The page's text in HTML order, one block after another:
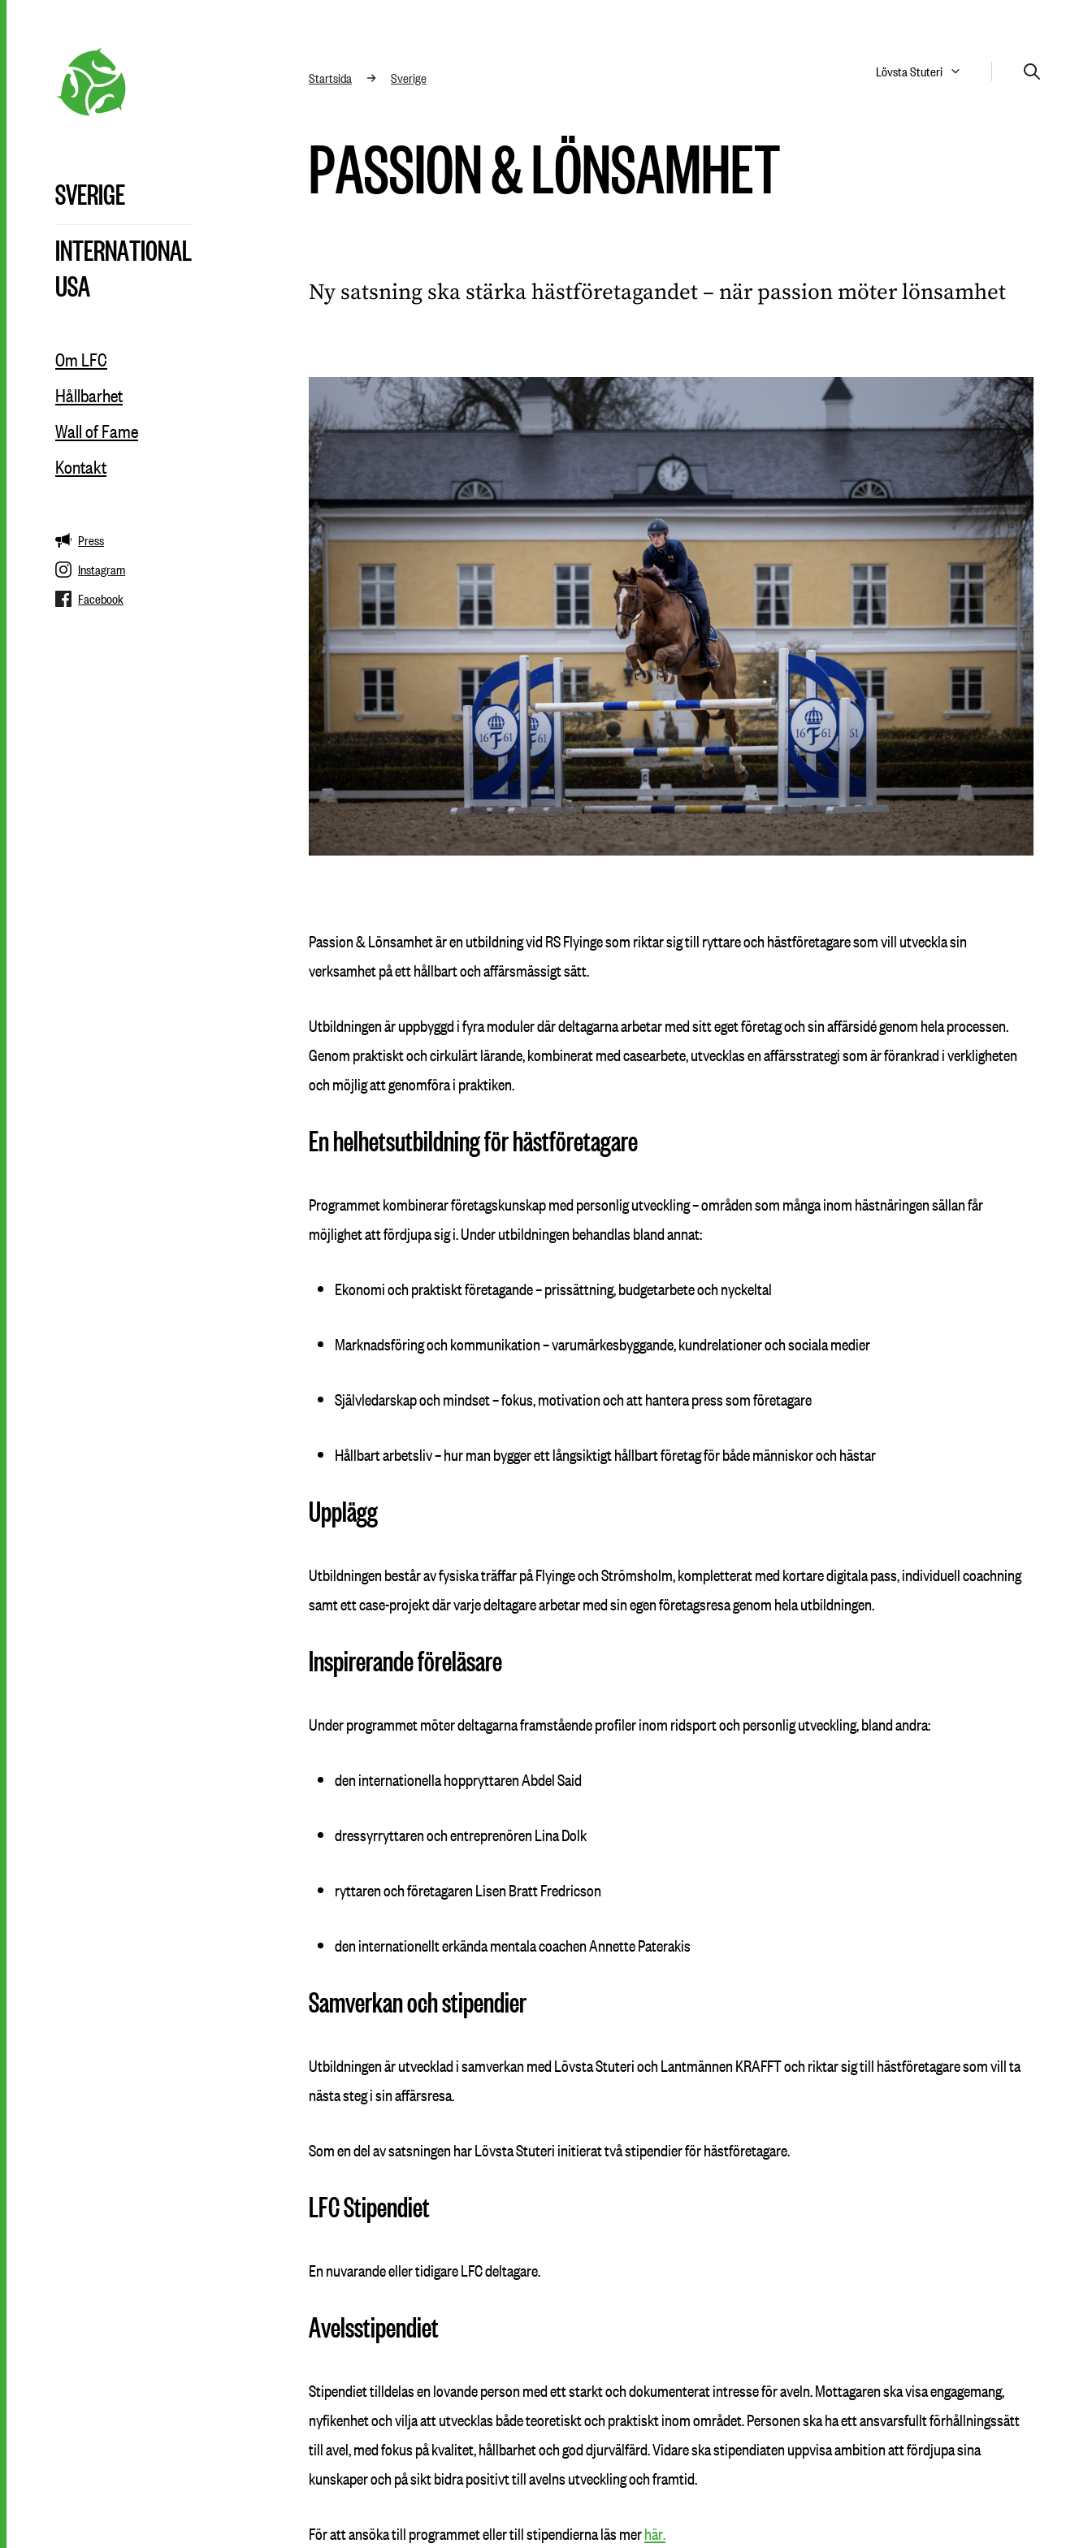
Lövsta Stuteri
SVERIGE
INTERNATIONAL
USA
Om LFC
Hållbarhet
Wall of Fame
Kontakt
Press
Instagram
Facebook
Startsida Sverige
PASSION & LÖNSAMHET
Ny satsning ska stärka hästföretagandet – när passion möter lönsamhet
Passion & Lönsamhetär en utbildning vid RS Flyinge som riktar sig till ryttare och hästföretagare som vill utveckla sin
verksamhet på ett hållbart och affärsmässigt sätt.
Utbildningen är uppbyggd i fyra moduler där deltagarna arbetar med sitt eget företag och sin affärsidé genom hela processen.
Genom praktiskt och cirkulärt lärande, kombinerat med casearbete, utvecklas en affärsstrategi som är förankrad i verkligheten
och möjlig att genomföra i praktiken.
En helhetsutbildning för hästföretagare
Programmet kombinerar företagskunskap med personlig utveckling – områden som många inom hästnäringen sällan får
möjlighet att fördjupa sig i. Under utbildningen behandlas bland annat:
Ekonomi och praktiskt företagande– prissättning, budgetarbete och nyckeltal
Marknadsföring och kommunikation– varumärkesbyggande, kundrelationer och sociala medier
Självledarskap och mindset– fokus, motivation och att hantera press som företagare
Hållbart arbetsliv– hur man bygger ett långsiktigt hållbart företag för både människor och hästar
Upplägg
Utbildningen består av fysiska träffar på Flyinge och Strömsholm, kompletterat med kortare digitala pass, individuell coachning
samt ett case-projekt där varje deltagare arbetar med sin egen företagsresa genom hela utbildningen.
Inspirerande föreläsare
Under programmet möter deltagarna framstående profiler inom ridsport och personlig utveckling, bland andra:
den internationella hoppryttaren Abdel Said
dressyrryttaren och entreprenören Lina Dolk
ryttaren och företagaren Lisen Bratt Fredricson
den internationellt erkända mentala coachen Annette Paterakis
Samverkan och stipendier
Utbildningen är utvecklad i samverkan med Lövsta Stuteri och Lantmännen KRAFFT och riktar sig till hästföretagare som vill ta
nästa steg i sin affärsresa.
Som en del av satsningen har Lövsta Stuteri initierat två stipendier för hästföretagare.
LFC Stipendiet
En nuvarande eller tidigare LFC deltagare.
Avelsstipendiet
Stipendiet tilldelas en lovande person med ett starkt och dokumenterat intresse för aveln. Mottagaren ska visa engagemang,
nyfikenhet och vilja att utvecklas både teoretiskt och praktiskt inom området. Personen ska ha ett ansvarsfullt förhållningssätt
till avel, med fokus på kvalitet, hållbarhet och god djurvälfärd. Vidare ska stipendiaten uppvisa ambition att fördjupa sina
kunskaper och på sikt bidra positivt till avelns utveckling och framtid.
För att ansöka till programmet eller till stipendierna läs merhär.